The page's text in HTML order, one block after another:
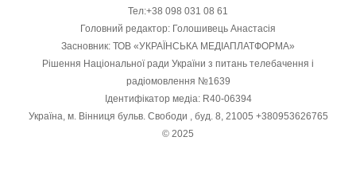
Тел:+38 098 031 08 61
Головний редактор: Голошивець Анастасія
Засновник: ТОВ «УКРАЇНСЬКА МЕДІАПЛАТФОРМА»
Рішення Національної ради України з питань телебачення і
радіомовлення №1639
Ідентифікатор медіа: R40-06394
Україна, м. Вінниця бульв. Свободи , буд. 8, 21005 +380953626765
© 2025